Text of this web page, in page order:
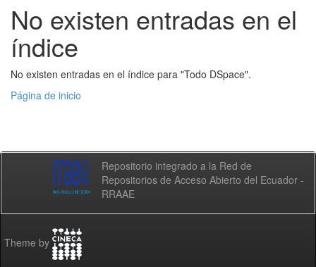
No existen entradas en el
índice
No existen entradas en el índice para "Todo DSpace".
Página de inicio
Repositorio integrado a la Red de
Repositorios de Acceso Abierto del Ecuador -
RRAAE
Theme by